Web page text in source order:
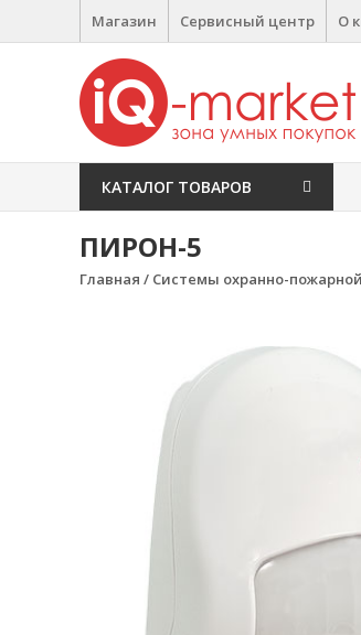
Перейти к содержимому
Магазин Сервисный центр О
IQ Market
зона умных покупок
КАТАЛОГ ТОВАРОВ
ПИРОН-5
Главная / Системы охранно-